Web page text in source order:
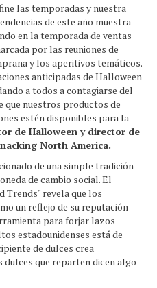
las temporadas y nuestra
de este año muestra
en la temporada de ventas
por las reuniones de
y los aperitivos temáticos.
anticipadas de Halloween
a todos a contagiarse del
que nuestros productos de
estén disponibles para la
de Halloween y director de
North America.
de una simple tradición
de cambio social. El
Trends" revela que los
un reflejo de su reputación
para forjar lazos
estadounidenses está de
de dulces crea
dulces que reparten dicen algo